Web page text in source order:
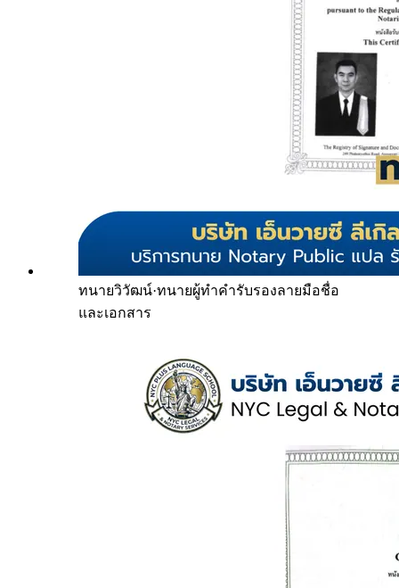
ทนายวิวัฒน์·ทนายผู้ทำคำรับรองลายมือชื่อ
และเอกสาร